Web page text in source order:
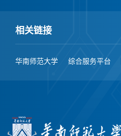
相关链接
华南师范大学 综合服务平台